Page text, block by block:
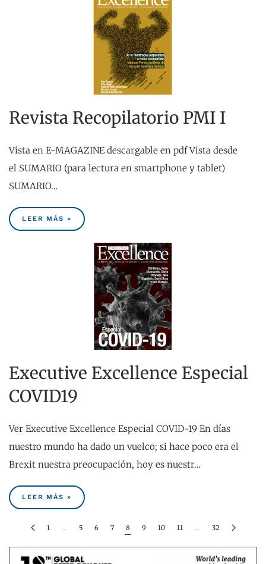
Revista Recopilatorio PMI I
Vista en E-MAGAZINE descargable en pdf Vista desde
el SUMARIO (para lectura en smartphone y tablet)
SUMARIO…
LEER MÁS »
Executive Excellence Especial
COVID19
Ver Executive Excellence Especial COVID-19 En días
nuestro mundo ha dado un vuelco; si hace poco era el
Brexit nuestra preocupación, hoy es nuestr…
LEER MÁS »
1 … 5 6 7 8 9 10 11 … 32